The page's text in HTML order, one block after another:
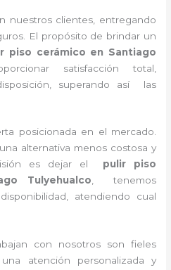
nuestros clientes, entregando
El propósito de brindar un
piso cerámico en Santiago
satisfacción total,
superando así las
posicionada en el mercado.
alternativa menos costosa y
es dejar el pulir piso
Tulyehualco, tenemos
atendiendo cual
con nosotros son fieles
atención personalizada y